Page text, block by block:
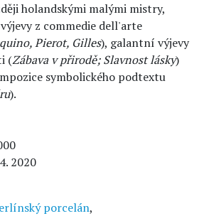
holandskými malými mistry,
z commedie dell'arte
Pierot, Gilles), galantní výjevy
(Zábava v přirodě; Slavnost lásky)
symbolického podtextu
).
2020
porcelán,